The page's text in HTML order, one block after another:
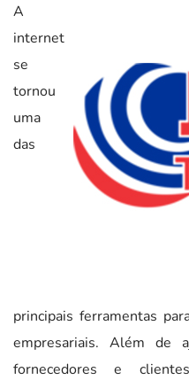
A
internet
se
tornou
uma
das
principais ferramentas
empresariais. Além de
fornecedores e